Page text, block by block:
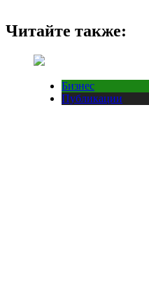
Читайте также:
Бизнес
Публикации